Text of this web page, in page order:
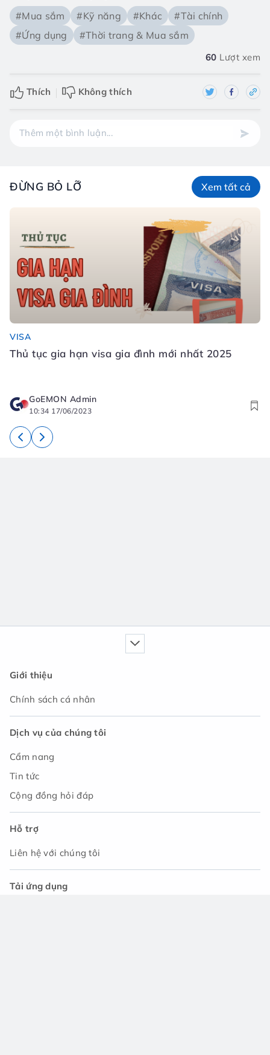
#Mua sắm #Kỹ năng #Khác
#Tài chính
#Ứng dụng
#Thời trang & Mua sắm
60 Lượt xem
Thích Không thích
ĐỪNG BỎ LỠ Xem tất cả
VISA
Thủ tục gia hạn visa gia đình mới nhất 2025
GoEMON Admin
10:34 17/06/2023
Giới thiệu
Chính sách cá nhân
Dịch vụ của chúng tôi
Cẩm nang
Tin tức
Cộng đồng hỏi đáp
Hỗ trợ
Liên hệ với chúng tôi
Tải ứng dụng